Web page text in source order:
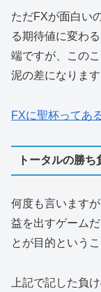
ただFXが面白い
る期待値に変わ
端ですが、この
泥の差になります
FXに聖杯ってあ
トータルの勝
何度も言います
益を出すゲーム
とが目的というこ
上記で記した負